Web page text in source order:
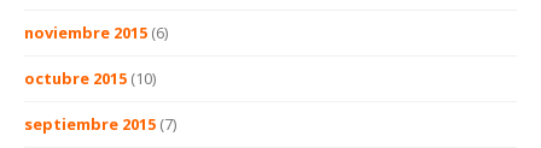
noviembre 2015 (6)
octubre 2015 (10)
septiembre 2015 (7)